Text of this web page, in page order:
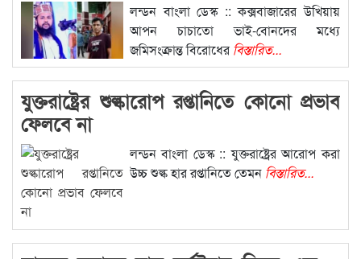
লন্ডন বাংলা ডেস্ক :: কক্সবাজারের উখিয়ায়
আপন চাচাতো ভাই-বোনদের মধ্যে
জমিসংক্রান্ত বিরোধের বিস্তারিত...
যুক্তরাষ্ট্রের শুল্কারোপ রপ্তানিতে কোনো প্রভাব
ফেলবে না
লন্ডন বাংলা ডেস্ক :: যুক্তরাষ্ট্রের আরোপ করা
উচ্চ শুল্ক হার রপ্তানিতে তেমন বিস্তারিত...